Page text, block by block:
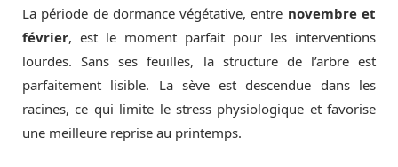
La période de dormance végétative, entre novembre et
février, est le moment parfait pour les interventions
lourdes. Sans ses feuilles, la structure de l’arbre est
parfaitement lisible. La sève est descendue dans les
racines, ce qui limite le stress physiologique et favorise
une meilleure reprise au printemps.